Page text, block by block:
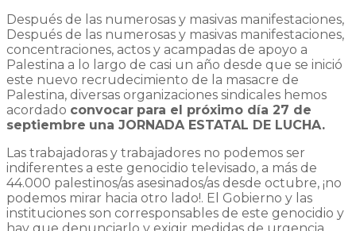
Después de las numerosas y masivas manifestaciones,
Después de las numerosas y masivas manifestaciones,
concentraciones, actos y acampadas de apoyo a
Palestina a lo largo de casi un año desde que se inició
este nuevo recrudecimiento de la masacre de
Palestina, diversas organizaciones sindicales hemos
acordado convocar para el próximo día 27 de
septiembre una JORNADA ESTATAL DE LUCHA.
Las trabajadoras y trabajadores no podemos ser
indiferentes a este genocidio televisado, a más de
44.000 palestinos/as asesinados/as desde octubre, ¡no
podemos mirar hacia otro lado!. El Gobierno y las
instituciones son corresponsables de este genocidio y